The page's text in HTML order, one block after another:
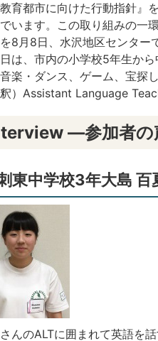
育都市に向けた行動指針』
います。この取り組みの一
8月8日、水沢地区センター
は、市内の小学校5年生か
楽・ダンス、ゲーム、宝探
） Assistant Language
―参加者
東中学校3年大島 百
んのALTに囲まれて英語を